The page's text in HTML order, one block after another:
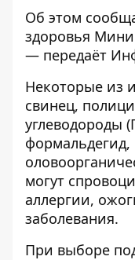
Об этом
здоровья
— передаёт
Некоторые из
свинец,
углеводороды
формальдегид,
могут
аллергии,
заболевания.
При выборе